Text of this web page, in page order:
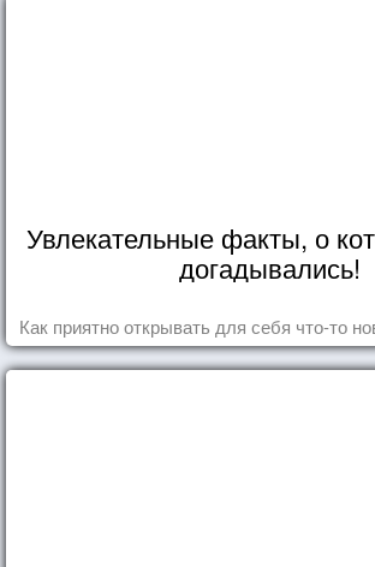
Увлекательные факты, о
догадывались!
Как приятно открывать для себя что-то